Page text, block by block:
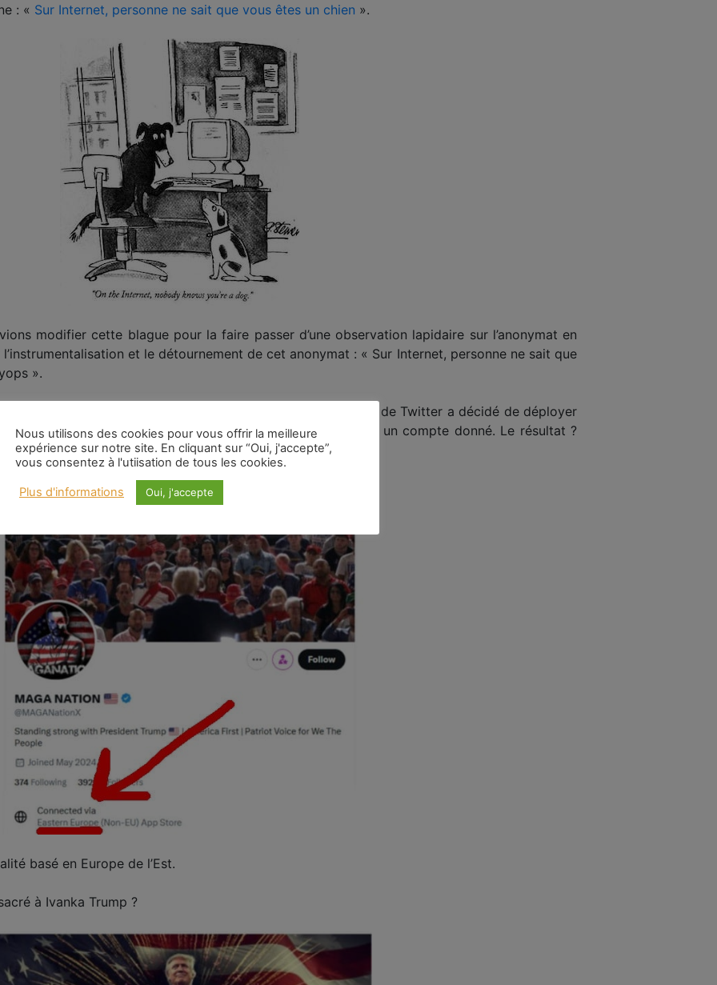
: « Sur Internet, personne ne sait que vous êtes un chien ».
modifier cette blague pour la faire passer d’une observation lapidaire sur l’anonymat en
et le détournement de cet anonymat : « Sur Internet, personne ne sait que
».
de réseaux sociaux anciennement connue sous le nom de Twitter a décidé de déployer
de localisation qui révèle le pays ou la région où se trouve un compte donné. Le résultat ?
psyops ont été pris la main dans le sac.
basé en Europe de l’Est.
à Ivanka Trump ?
Nous utilisons des cookies pour vous offrir la meilleure
expérience sur notre site. En cliquant sur “Oui, j'accepte”,
vous consentez à l'utiisation de tous les cookies.
Plus d'informations Oui, j'accepte